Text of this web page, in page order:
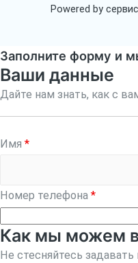
Powered by
Заполните форму и
Ваши данные
Дайте нам знать, как с
Имя *
Номер телефона *
Как мы можем
Не стесняйтесь